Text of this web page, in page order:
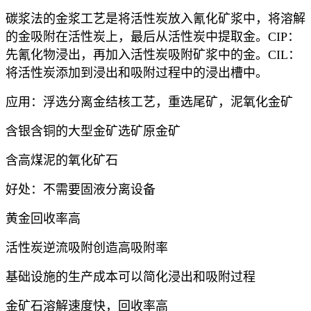
碳浆法的金浆工艺是将活性炭放入氰化矿浆中，将溶解
的金吸附在活性炭上，最后从活性炭中提取金。CIP：
先氰化物浸出，再加入活性炭吸附矿浆中的金。CIL：
将活性炭添加到浸出和吸附过程中的浸出槽中。
应用：浮选分离金结核工艺，重选尾矿，泥氧化金矿
含银含铜的大型金矿选矿原金矿
含高煤泥的氧化矿石
好处：不需要固液分离设备
黄金回收率高
活性炭逆流吸附创造高吸附率
基础设施的生产成本可以简化浸出和吸附过程
金矿石溶解速度快，回收率高